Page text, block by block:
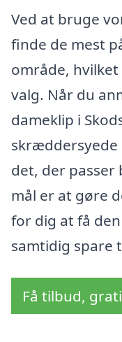
Ved at bruge
finde de mest
område,
valg. Når du
dameklip i
skræddersyede
det, der passer
mål er at gøre
for dig at få
samtidig spare
Få tilbud,